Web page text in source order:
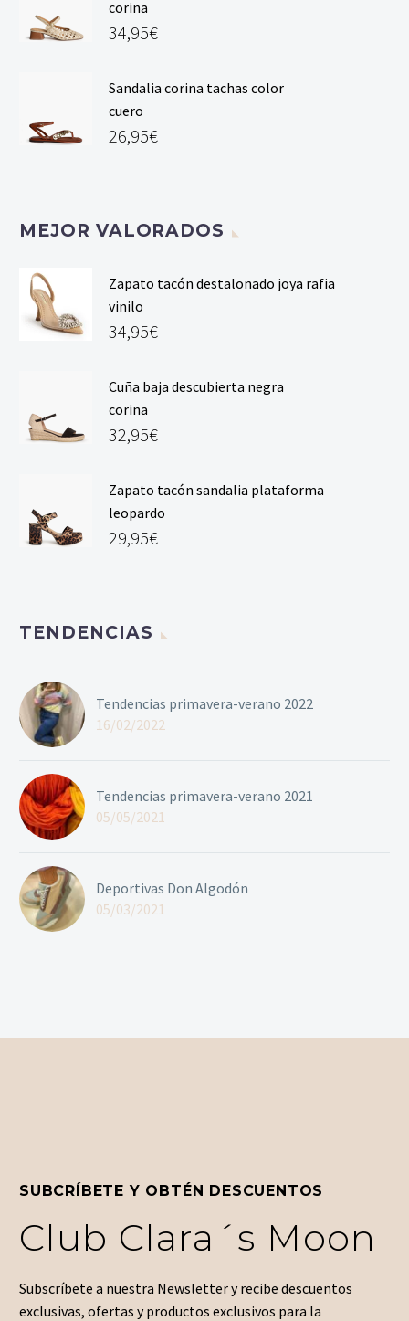
corina
34,95€
Sandalia corina tachas color
cuero
26,95€
MEJOR VALORADOS
Zapato tacón destalonado joya rafia
vinilo
34,95€
Cuña baja descubierta negra
corina
32,95€
Zapato tacón sandalia plataforma
leopardo
29,95€
TENDENCIAS
Tendencias primavera-verano 2022
16/02/2022
Tendencias primavera-verano 2021
05/05/2021
Deportivas Don Algodón
05/03/2021
SUBCRÍBETE Y OBTÉN DESCUENTOS
Club Clara´s Moon
Subscríbete a nuestra Newsletter y recibe descuentos
exclusivas, ofertas y productos exclusivos para la